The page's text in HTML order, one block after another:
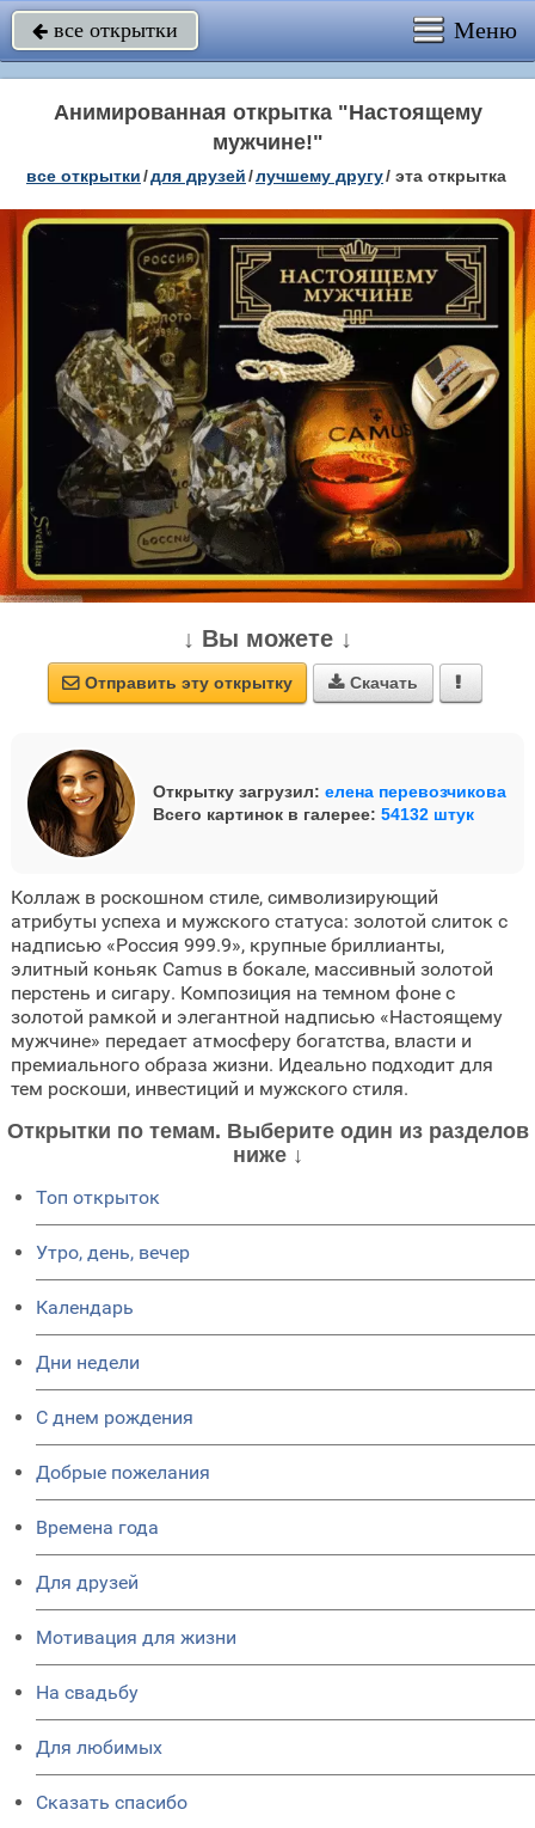
 все открытки Меню
Анимированная открытка "Настоящему
мужчине!"
все открытки/для друзей/лучшему другу/ эта открытка
↓ Вы можете ↓
 Отправить эту открытку  Скачать 
Открытку загрузил: елена перевозчикова
Всего картинок в галерее: 54132 штук
Коллаж в роскошном стиле, символизирующий
атрибуты успеха и мужского статуса: золотой слиток с
надписью «Россия 999.9», крупные бриллианты,
элитный коньяк Camus в бокале, массивный золотой
перстень и сигару. Композиция на темном фоне с
золотой рамкой и элегантной надписью «Настоящему
мужчине» передает атмосферу богатства, власти и
премиального образа жизни. Идеально подходит для
тем роскоши, инвестиций и мужского стиля.
Открытки по темам. Выберите один из разделов
ниже ↓
Топ открыток
Утро, день, вечер
Календарь
Дни недели
C днем рождения
Добрые пожелания
Времена года
Для друзей
Мотивация для жизни
На свадьбу
Для любимых
Сказать спасибо